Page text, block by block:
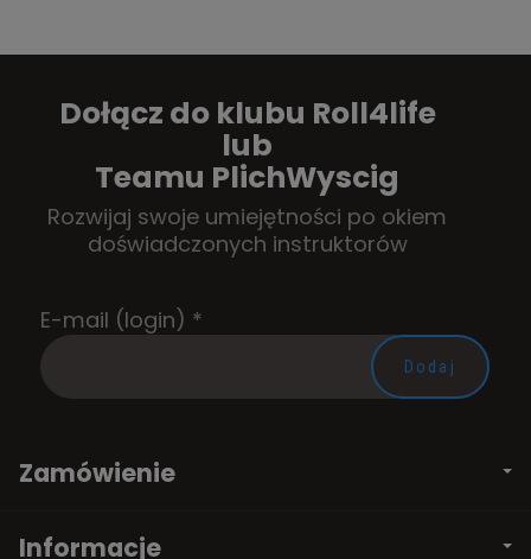
Dołącz do klubu Roll4life
lub
Teamu PlichWyscig
Rozwijaj swoje umiejętności po okiem
doświadczonych instruktorów
E-mail (login) *
Zamówienie
Informacje